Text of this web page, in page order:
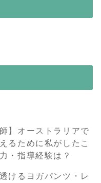
】オーストラリアで
るために私がしたこ
・指導経験は？
けるヨガパンツ・レ